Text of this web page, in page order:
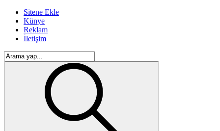
Sitene Ekle
Künye
Reklam
İletişim